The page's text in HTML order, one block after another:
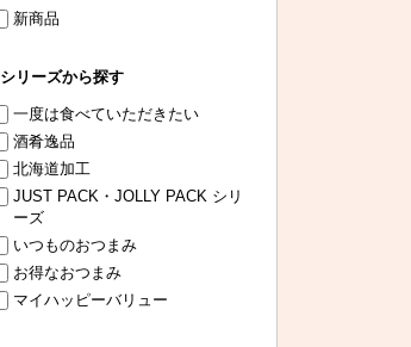
新商品
シリーズから探す
一度は食べていただきたい
酒肴逸品
北海道加工
JUST PACK・JOLLY PACK シリ
ーズ
いつものおつまみ
お得なおつまみ
マイハッピーバリュー